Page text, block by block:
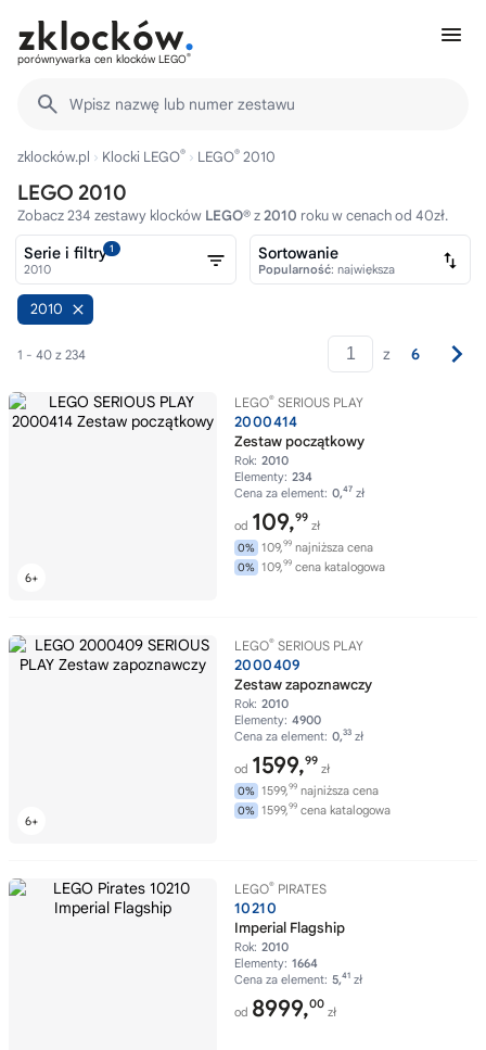
porównywarka cen klocków LEGO®
Wpisz nazwę lub numer zestawu
zklocków.pl Klocki LEGO® LEGO® 2010
LEGO 2010
Zobacz 234 zestawy klocków LEGO®z2010 roku w cenach od 40zł.
2010
1 - 40 z 234 z 6
LEGO® SERIOUS PLAY
2000414
Zestaw początkowy
Rok: 2010
Elementy: 234
Cena za element: 0,47 zł
od 109,99
zł
0% 109,99 najniższa cena
0% 109,99 cena katalogowa
LEGO® SERIOUS PLAY
2000409
Zestaw zapoznawczy
Rok: 2010
Elementy: 4900
Cena za element: 0,33 zł
od 1599,99
zł
0% 1599,99 najniższa cena
0% 1599,99 cena katalogowa
LEGO® PIRATES
10210
Imperial Flagship
Rok: 2010
Elementy: 1664
Cena za element: 5,41 zł
od 8999,00
zł
Serie i filtry1
2010
Sortowanie
Popularność: największa